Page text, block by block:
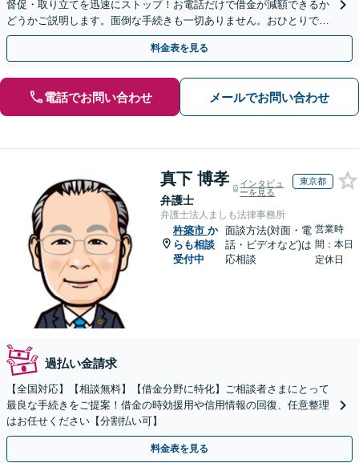
督促・取り立てを迅速にストップ！お電話だけで借金が減額できるか
どうかご説明します。面倒な手続きも一切ありません。おひとりで悩
まず、お気軽にご相談ください。【電話相談可】
料金表を見る
電話でお問い合わせ メールでお問い合わせ
真下 博孝
弁護士
インタビュ
ーを見る
東京都
弁護士法人ましも法律事務所
杵築市 か
らも相談
受付中
面談方法(対面・電
話・ビデオなど)は
応相談
営業時
間：本日
定休日
過払い金請求
【全国対応】【相談無料】【借金分野に特化】ご相談者さまにとって
最良な手続きをご提案！借金の時効援用や信用情報の回復、任意整理
はお任せください【分割払い可】
料金表を見る